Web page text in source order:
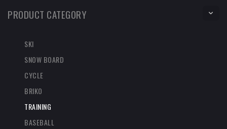
PRODUCT CATEGORY
SKI
SNOW BOARD
CYCLE
BRIKO
TRAINING
BASEBALL